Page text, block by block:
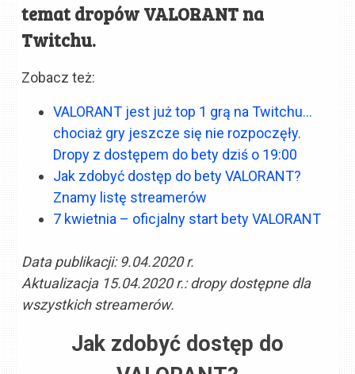
temat dropów VALORANT na
Twitchu.
Zobacz też:
VALORANT jest już top 1 grą na Twitchu…
chociaż gry jeszcze się nie rozpoczęły.
Dropy z dostępem do bety dziś o 19:00
Jak zdobyć dostęp do bety VALORANT?
Znamy listę streamerów
7 kwietnia – oficjalny start bety VALORANT
Data publikacji: 9.04.2020 r.
Aktualizacja 15.04.2020 r.: dropy dostępne dla
wszystkich streamerów.
Jak zdobyć dostęp do